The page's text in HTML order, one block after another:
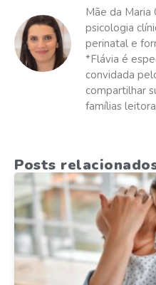
Mãe da Maria
psicologia
perinatal e
*Flávia é
convidada
compartilhar
famílias
Posts